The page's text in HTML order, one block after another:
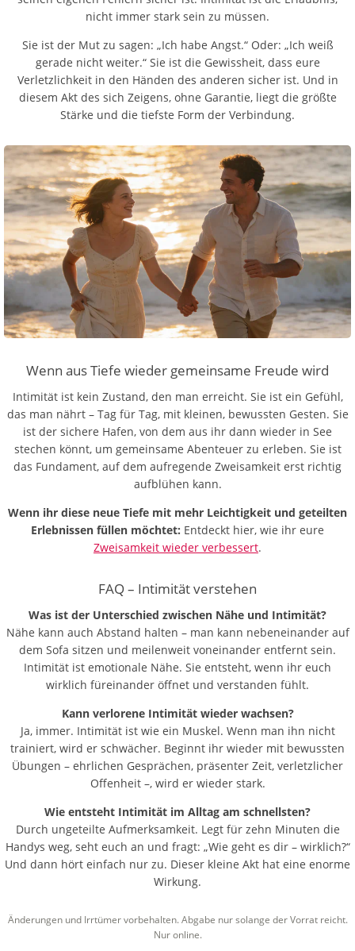
nicht immer stark sein zu müssen.
Sie ist der Mut zu sagen: „Ich habe Angst.“ Oder: „Ich weiß
gerade nicht weiter.“ Sie ist die Gewissheit, dass eure
Verletzlichkeit in den Händen des anderen sicher ist. Und in
diesem Akt des sich Zeigens, ohne Garantie, liegt die größte
Stärke und die tiefste Form der Verbindung.
Wenn aus Tiefe wieder gemeinsame Freude wird
Intimität ist kein Zustand, den man erreicht. Sie ist ein Gefühl,
das man nährt – Tag für Tag, mit kleinen, bewussten Gesten. Sie
ist der sichere Hafen, von dem aus ihr dann wieder in See
stechen könnt, um gemeinsame Abenteuer zu erleben. Sie ist
das Fundament, auf dem aufregende Zweisamkeit erst richtig
aufblühen kann.
Wenn ihr diese neue Tiefe mit mehr Leichtigkeit und geteilten
Erlebnissen füllen möchtet: Entdeckt hier, wie ihr eure
Zweisamkeit wieder verbessert.
FAQ – Intimität verstehen
Was ist der Unterschied zwischen Nähe und Intimität?
Nähe kann auch Abstand halten – man kann nebeneinander auf
dem Sofa sitzen und meilenweit voneinander entfernt sein.
Intimität ist emotionale Nähe. Sie entsteht, wenn ihr euch
wirklich füreinander öffnet und verstanden fühlt.
Kann verlorene Intimität wieder wachsen?
Ja, immer. Intimität ist wie ein Muskel. Wenn man ihn nicht
trainiert, wird er schwächer. Beginnt ihr wieder mit bewussten
Übungen – ehrlichen Gesprächen, präsenter Zeit, verletzlicher
Offenheit –, wird er wieder stark.
Wie entsteht Intimität im Alltag am schnellsten?
Durch ungeteilte Aufmerksamkeit. Legt für zehn Minuten die
Handys weg, seht euch an und fragt: „Wie geht es dir – wirklich?“
Und dann hört einfach nur zu. Dieser kleine Akt hat eine enorme
Wirkung.
Änderungen und Irrtümer vorbehalten. Abgabe nur solange der Vorrat reicht.
Nur online.